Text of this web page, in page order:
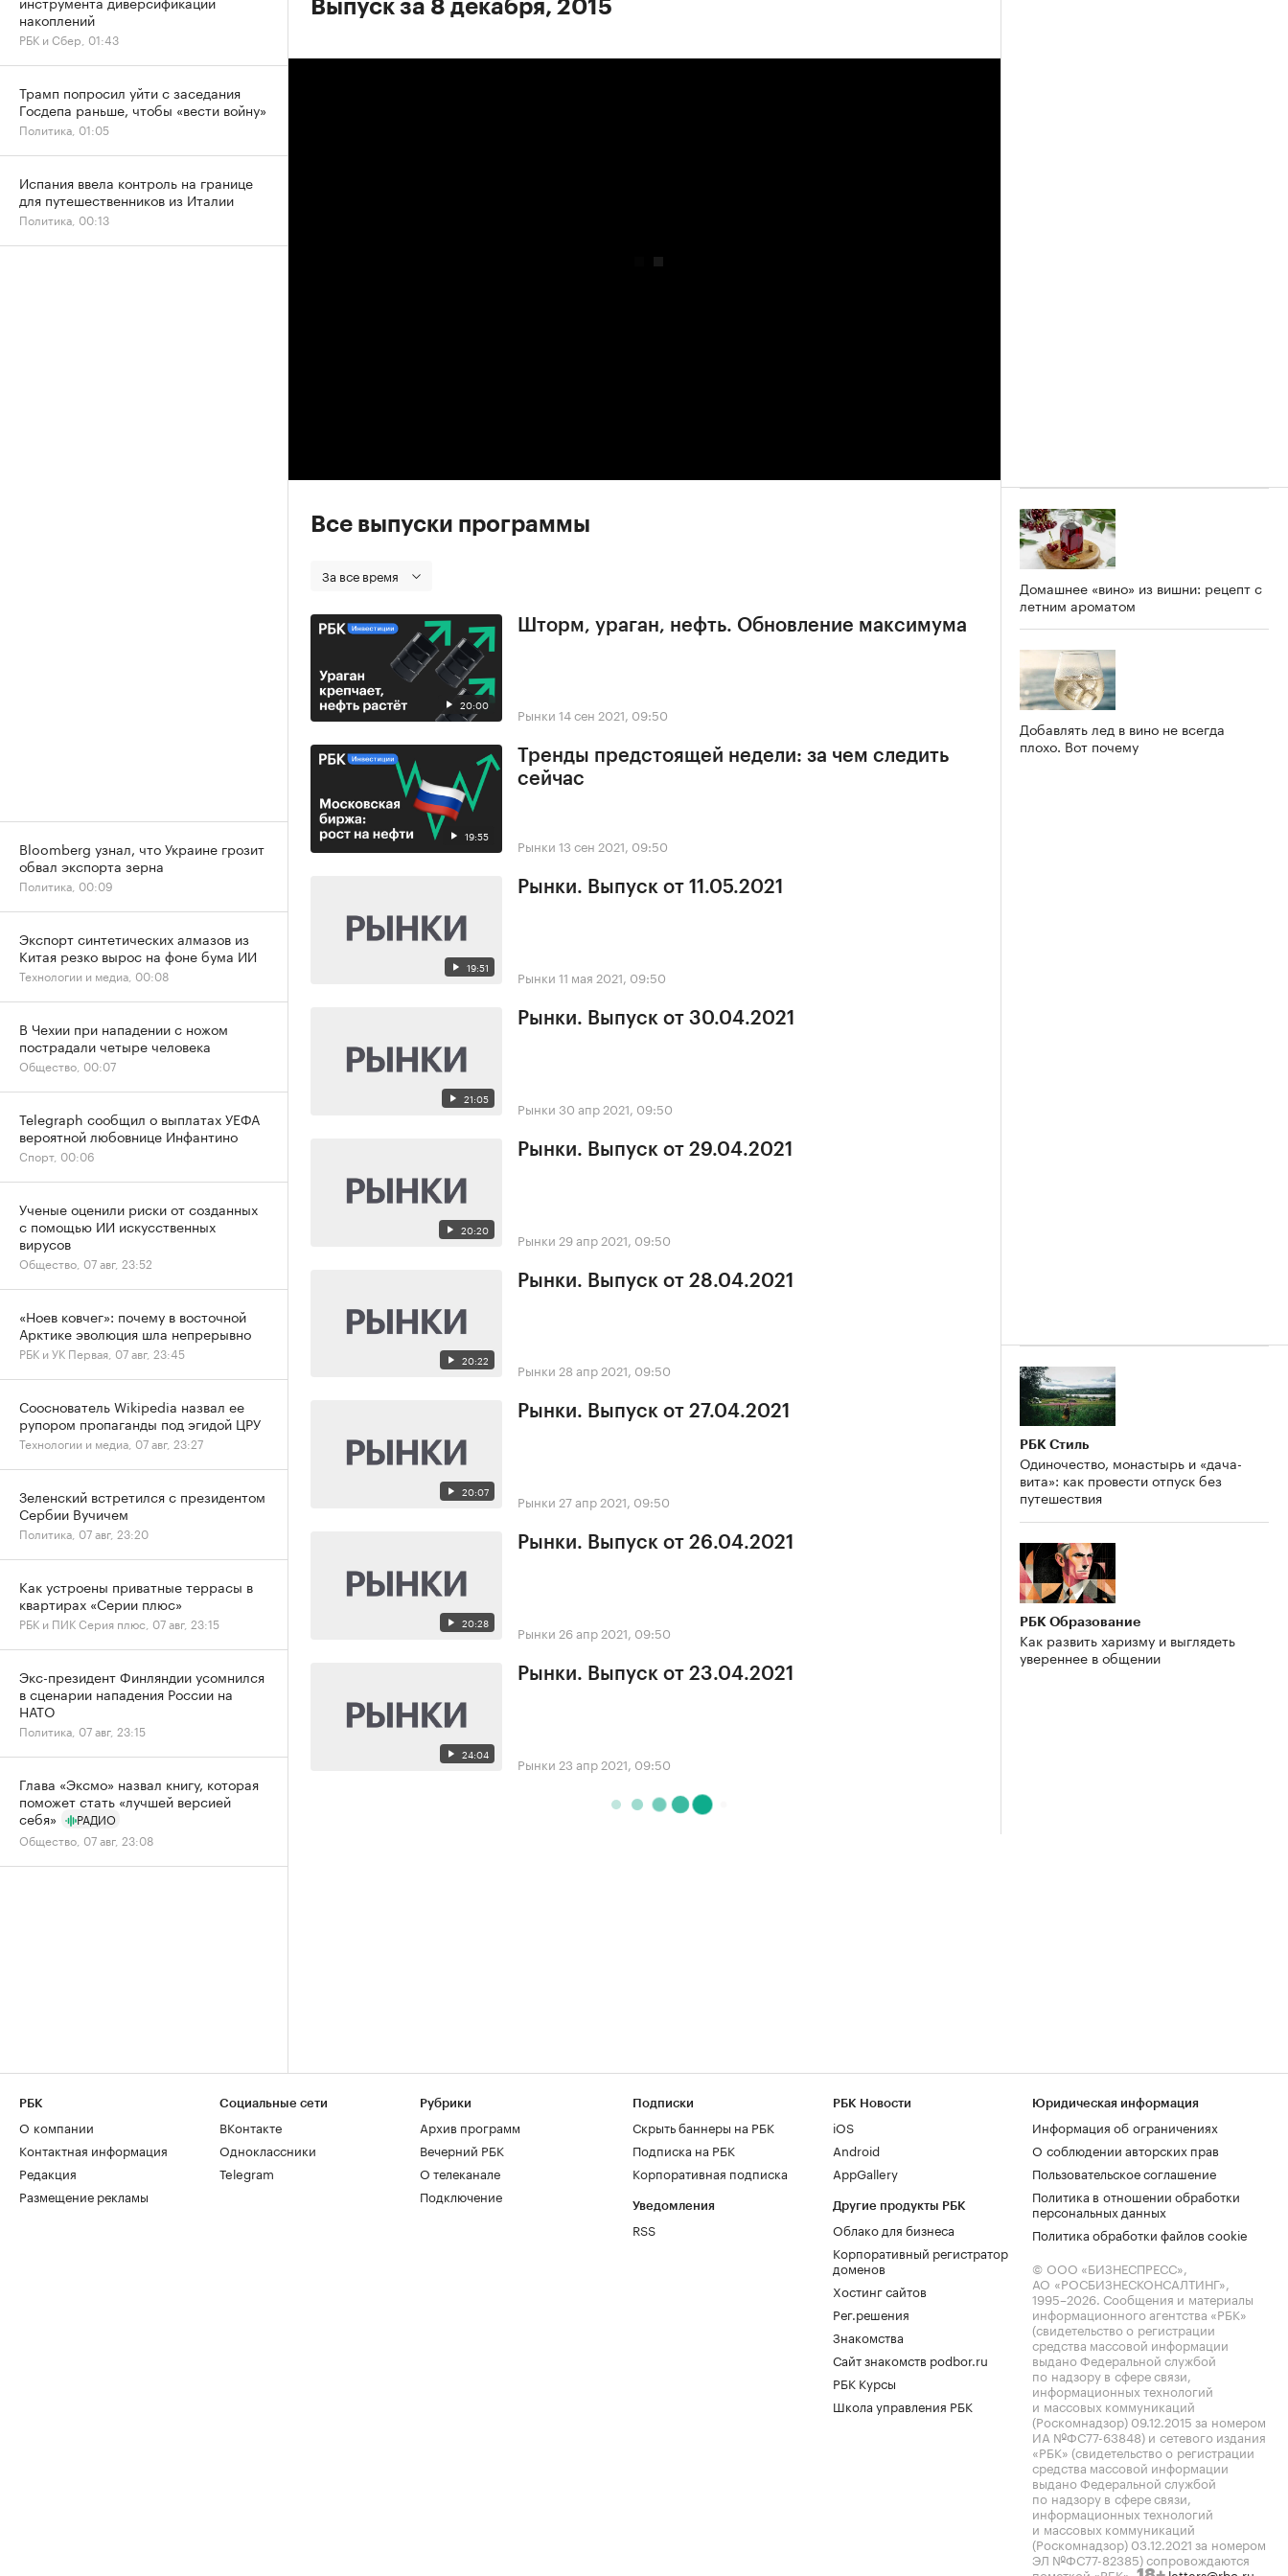
Выпуск за 8 декабря, 2015
Все выпуски программы
За все время
20:00
Шторм, ураган, нефть. Обновление максимума
Рынки 14 сен 2021, 09:50
19:55
Тренды предстоящей недели: за чем следить
сейчас
Рынки 13 сен 2021, 09:50
19:51
Рынки. Выпуск от 11.05.2021
Рынки 11 мая 2021, 09:50
21:05
Рынки. Выпуск от 30.04.2021
Рынки 30 апр 2021, 09:50
20:20
Рынки. Выпуск от 29.04.2021
Рынки 29 апр 2021, 09:50
20:22
Рынки. Выпуск от 28.04.2021
Рынки 28 апр 2021, 09:50
20:07
Рынки. Выпуск от 27.04.2021
Рынки 27 апр 2021, 09:50
20:28
Рынки. Выпуск от 26.04.2021
Рынки 26 апр 2021, 09:50
24:04
Рынки. Выпуск от 23.04.2021
Рынки 23 апр 2021, 09:50
Домашнее «вино» из вишни: рецепт с
летним ароматом
Добавлять лед в вино не всегда
плохо. Вот почему
РБК Стиль
Одиночество, монастырь и «дача-
вита»: как провести отпуск без
путешествия
РБК Образование
Как развить харизму и выглядеть
увереннее в общении
накоплений
РБК и Сбер, 01:43
Трамп попросил уйти с заседания
Госдепа раньше, чтобы «вести войну»
Политика, 01:05
Испания ввела контроль на границе
для путешественников из Италии
Политика, 00:13
Bloomberg узнал, что Украине грозит
обвал экспорта зерна
Политика, 00:09
Экспорт синтетических алмазов из
Китая резко вырос на фоне бума ИИ
Технологии и медиа, 00:08
В Чехии при нападении с ножом
пострадали четыре человека
Общество, 00:07
Telegraph сообщил о выплатах УЕФА
вероятной любовнице Инфантино
Спорт, 00:06
Ученые оценили риски от созданных
с помощью ИИ искусственных
вирусов
Общество, 07 авг, 23:52
«Ноев ковчег»: почему в восточной
Арктике эволюция шла непрерывно
РБК и УК Первая, 07 авг, 23:45
Сооснователь Wikipedia назвал ее
рупором пропаганды под эгидой ЦРУ
Технологии и медиа, 07 авг, 23:27
Зеленский встретился с президентом
Сербии Вучичем
Политика, 07 авг, 23:20
Как устроены приватные террасы в
квартирах «Серии плюс»
РБК и ПИК Серия плюс, 07 авг, 23:15
Экс-президент Финляндии усомнился
в сценарии нападения России на
НАТО
Политика, 07 авг, 23:15
Глава «Эксмо» назвал книгу, которая
поможет стать «лучшей версией
себя»
РАДИО
Общество, 07 авг, 23:08
РБК
О компании
Контактная информация
Редакция
Размещение рекламы
Социальные сети
ВКонтакте
Одноклассники
Telegram
Рубрики
Архив программ
Вечерний РБК
О телеканале
Подключение
Подписки
Скрыть баннеры на РБК
Подписка на РБК
Корпоративная подписка
Уведомления
RSS
РБК Новости
iOS
Android
AppGallery
Другие продукты РБК
Облако для бизнеса
Корпоративный регистратор
доменов
Хостинг сайтов
Рег.решения
Знакомства
Сайт знакомств podbor.ru
РБК Курсы
Школа управления РБК
Юридическая информация
Информация об ограничениях
О соблюдении авторских прав
Пользовательское соглашение
Политика в отношении обработки
персональных данных
Политика обработки файлов cookie
© ООО «БИЗНЕСПРЕСС»,
АО «РОСБИЗНЕСКОНСАЛТИНГ»,
1995–2026. Сообщения и материалы
информационного агентства «РБК»
(свидетельство о регистрации
средства массовой информации
выдано Федеральной службой
по надзору в сфере связи,
информационных технологий
и массовых коммуникаций
(Роскомнадзор) 09.12.2015 за номером
ИА №ФС77-63848) и сетевого издания
«РБК» (свидетельство о регистрации
средства массовой информации
выдано Федеральной службой
по надзору в сфере связи,
информационных технологий
и массовых коммуникаций
(Роскомнадзор) 03.12.2021 за номером
ЭЛ №ФС77-82385) сопровождаются